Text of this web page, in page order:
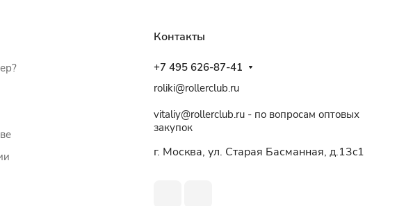
Контакты
+7 495 626-87-41
roliki@rollerclub.ru
vitaliy@rollerclub.ru - по вопросам оптовых
закупок
г. Москва, ул. Старая Басманная, д.13c1